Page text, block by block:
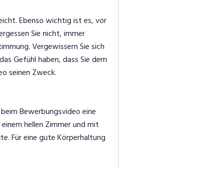
Ebenso wichtig ist es, vor
Sie nicht, immer
Vergewissern Sie sich
Gefühl haben, dass Sie dem
seinen Zweck.
Bewerbungsvideo eine
hellen Zimmer und mit
Für eine gute Körperhaltung